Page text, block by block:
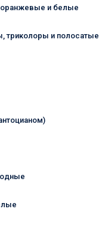
и белые
триколоры и полосатые